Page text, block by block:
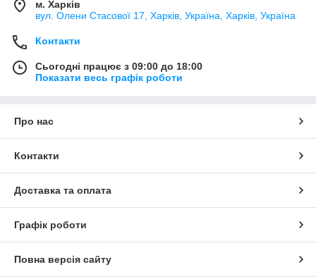
м. Харків
вул. Олени Стасової 17, Харків, Україна, Харків, Україна
Контакти
Сьогодні працює з 09:00 до 18:00
Показати весь графік роботи
Про нас
Контакти
Доставка та оплата
Графік роботи
Повна версія сайту